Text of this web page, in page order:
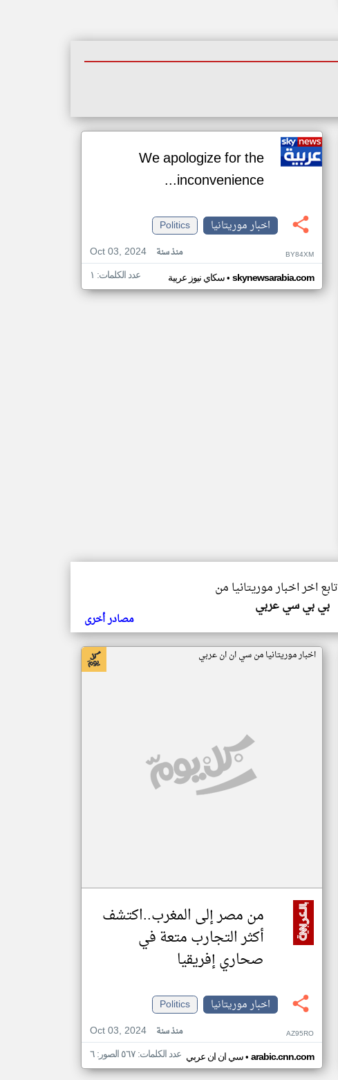
We apologize for the
inconvenience...
اخبار موريتانيا
Politics
Oct 03, 2024
منذ سنة BY84XM
سكاي نيوز عربية• skynewsarabia.com عدد الكلمات: ١
تابع اخر اخبار موريتانيا من
بي بي سي عربي
مصادر أخرى
اخبار موريتانيا من سي ان ان عربي
من مصر إلى المغرب..اكتشف
أكثر التجارب متعة في
صحاري إفريقيا
اخبار موريتانيا
Politics
Oct 03, 2024
منذ سنة AZ95RO
سي ان ان عربي• arabic.cnn.com عدد الكلمات: ٥٦٧ الصور: ٦